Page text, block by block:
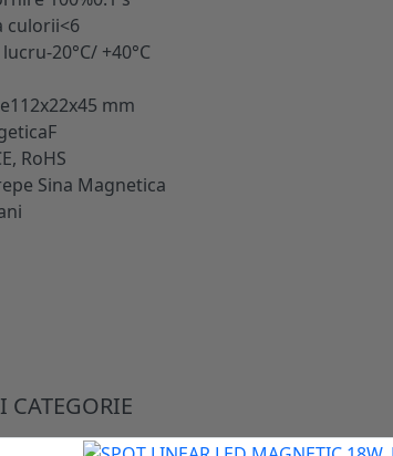
culorii<6
-20°C/ +40°C
112x22x45 mm
F
RoHS
pe Sina Magnetica
CATEGORIE